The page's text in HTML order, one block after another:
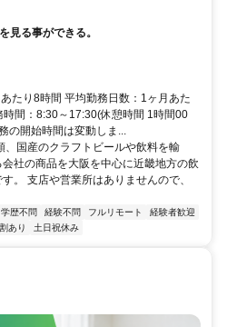
見る事ができる。
たり8時間 平均勤務日数：1ヶ月あた
時間：8:30～17:30(休憩時間 1時間00
の開始時間は変動しま...
、国産のクラフトビールや飲料を輸
社の商品を大阪を中心に近畿地方の飲
。 支店や営業所はありませんので、
学歴不問 経験不問 フルリモート
経験者歓迎
あり 土日祝休み